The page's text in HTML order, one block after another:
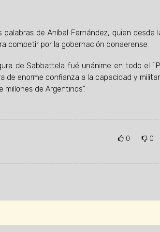
de Aníbal Fernández, quien desde
competir por la gobernación bonaerense.
de Sabbattela fué unánime en todo el
de enorme confianza a la capacidad y
de Argentinos".
0 0